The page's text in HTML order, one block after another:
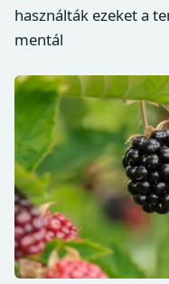
használták ezeket a
mentál